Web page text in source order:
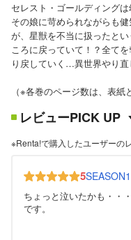
セレスト・ゴールディング
その娘に苛められながらも
が、星獣を不当に扱ったと
ころに戻っていて！？全て
り戻していく…異世界やり直
（※各巻のページ数は、表紙
レビューPICK UP
※Renta!で購入したユーザーの
5
ちょっと泣いたかも・・
です。